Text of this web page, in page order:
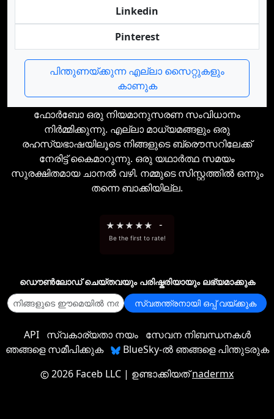
Linkedin
Pinterest
പിന്തുണയ്ക്കുന്ന എല്ലാ സൈറ്റുകളും
കാണുക
ഫോര്‍ബോ ഒരു നിയമാനുസരണ സംവിധാനം
നിര്‍മ്മിക്കുന്നു. എല്ലാ മാധ്യമങ്ങളും ഒരു
രഹസ്യഭാഷയിലൂടെ നിങ്ങളുടെ ബ്രൌസറിലേക്ക്
നേരിട്ട് കൈമാറുന്നു. ഒരു യഥാര്‍ത്ഥ സമയം
സുരക്ഷിതമായ ചാനല്‍ വഴി. നമ്മുടെ സിസ്റ്റത്തില്‍ ഒന്നും
തന്നെ ബാക്കിയില്ല.
★ ★★ ★★ -
Be the first to rate!
ഡൌണ്‍ലോഡ് ചെയ്തവയും പരിഷ്കരിയായും ലഭ്യമാക്കുക
സ്വതന്ത്രനായി ഒപ്പ് വയ്ക്കുക
API സ്വകാര്യതാ നയം
സേവന നിബന്ധനകൾ
ഞങ്ങളെ സമീപിക്കുക
BlueSky-ൽ ഞങ്ങളെ പിന്തുടരുക
2026 Faceb LLC | ഉണ്ടാക്കിയത്nadermx